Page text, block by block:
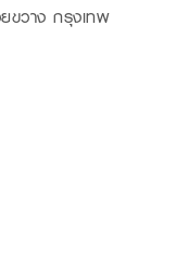
วาง กรุงเทพ